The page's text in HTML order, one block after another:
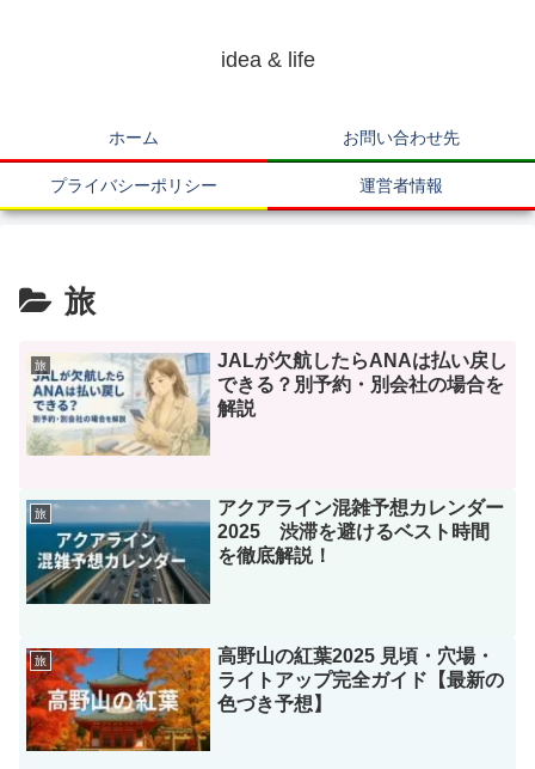
idea & life
ホーム お問い合わせ先
プライバシーポリシー 運営者情報
旅
旅
JALが欠航したらANAは払い戻し
できる？別予約・別会社の場合を
解説
旅
アクアライン混雑予想カレンダー
2025 渋滞を避けるベスト時間
を徹底解説！
旅
高野山の紅葉2025 見頃・穴場・
ライトアップ完全ガイド【最新の
色づき予想】